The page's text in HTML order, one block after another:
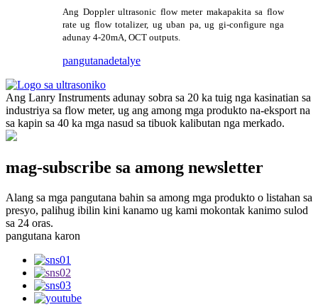
Ang Doppler ultrasonic flow meter makapakita sa flow
rate ug flow totalizer, ug uban pa, ug gi-configure nga
adunay 4-20mA, OCT outputs.
pangutanadetalye
Ang Lanry Instruments adunay sobra sa 20 ka tuig nga kasinatian sa
industriya sa flow meter, ug ang among mga produkto na-eksport na
sa kapin sa 40 ka mga nasud sa tibuok kalibutan nga merkado.
mag-subscribe sa among newsletter
Alang sa mga pangutana bahin sa among mga produkto o listahan sa
presyo, palihug ibilin kini kanamo ug kami mokontak kanimo sulod
sa 24 oras.
pangutana karon